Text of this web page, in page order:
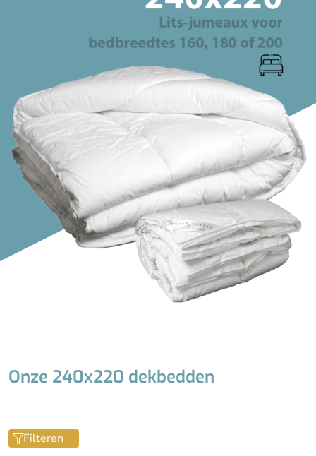
Onze 240x220 dekbedden
Filteren
Warmteklasse 4 (Zomer)
Anti-allergie
Biologisch
Duurzaam
Koel
Licht
Medium/Zwaar
Onderhoudsvrij
Vochtregulerend